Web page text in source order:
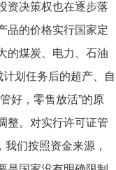
资决策权也在逐步落
品的价格实行国家定
的煤炭、电力、石油
划任务后的超产、自
好，零售放活”的原
整。对实行许可证管
们按照资金来源，